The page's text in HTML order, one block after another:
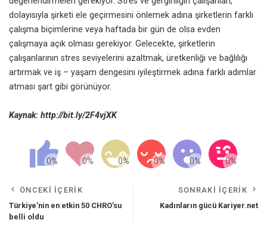
dolayısıyla şirketi ele geçirmesini önlemek adına şirketlerin farklı
çalışma biçimlerine veya haftada bir gün de olsa evden
çalışmaya açık olması gerekiyor. Gelecekte, şirketlerin
çalışanlarının stres seviyelerini azaltmak, üretkenliği ve bağlılığı
artırmak ve iş – yaşam dengesini iyileştirmek adına farklı adımlar
atması şart gibi görünüyor.
Kaynak: http://bit.ly/2F4vjXK
ÖNCEKI İÇERIK
Türkiye’nin en etkin 50 CHRO’su
belli oldu
SONRAKI İÇERIK
Kadınların gücü Kariyer.net